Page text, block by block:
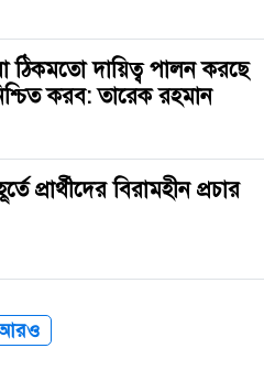
ঠিকমতো দায়িত্ব পালন করছে
করব: তারেক রহমান
প্রার্থীদের বিরামহীন প্রচার